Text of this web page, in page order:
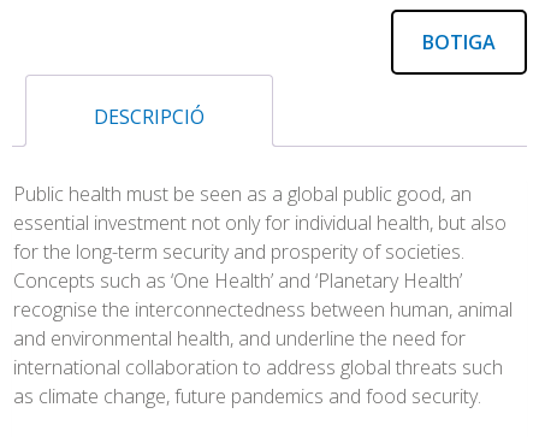
BOTIGA
DESCRIPCIÓ
Public health must be seen as a global public good, an
essential investment not only for individual health, but also
for the long-term security and prosperity of societies.
Concepts such as ‘One Health’ and ‘Planetary Health’
recognise the interconnectedness between human, animal
and environmental health, and underline the need for
international collaboration to address global threats such
as climate change, future pandemics and food security.